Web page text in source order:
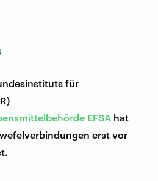
für
EFSA hat
erst vor